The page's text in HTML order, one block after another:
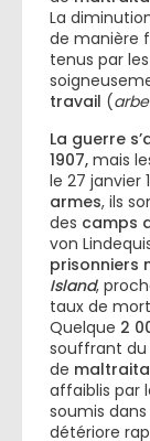
La
de manière
tenus par
travail (
La guerre
1907, mais
le 27 janvier
armes, ils
des camps
von
prisonniers
Island,
taux de
Quelque 2
souffrant du
de
affaiblis par
soumis
détériore